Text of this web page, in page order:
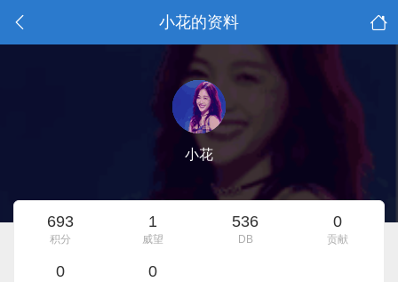
小花的资料
小花
693
积分
1
威望
536
DB
0
贡献
0 0